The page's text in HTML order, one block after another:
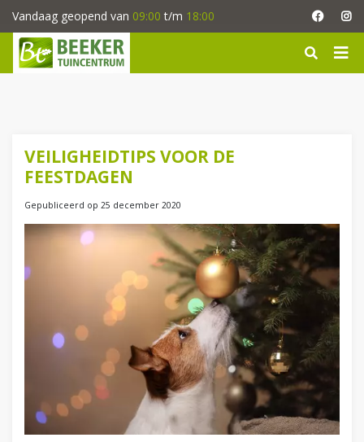
a
Vandaag geopend van 09:00 t/m 18:00
VEILIGHEIDTIPS VOOR DE
FEESTDAGEN
Gepubliceerd op 25 december 2020